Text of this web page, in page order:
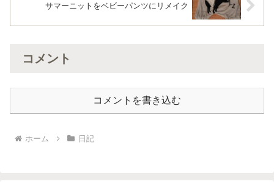
サマーニットをベビーパンツにリメイク
コメント
コメントを書き込む
ホーム 日記